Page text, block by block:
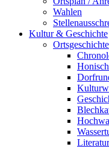
Wahlen
Kultur & Geschichte
Ortsgeschichte
Literatur